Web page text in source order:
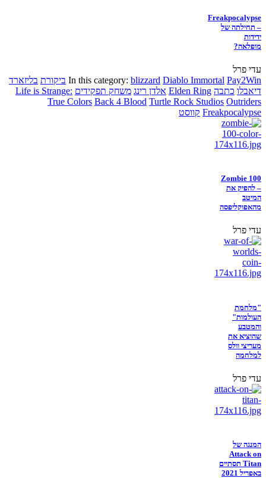
Freakpocalypse
– תחילתה של
ידידות
מופלאה?
עדי פרל
In this category: blizzard Diablo Immortal Pay2Win ביקורת בליזארד
דיאבלו כתבה Elden Ring אלדן רינג משחק תפקידים Life is Strange:
True Colors Back 4 Blood Turtle Rock Studios Outriders
Freakpocalypse קווסט
Zombie 100
– להפיק את
המיטב
מהאפוקליפסה
עדי פרל
"מלחמת
העולמות"
והמטבע
שהוציא את
מעריצי וולס
למלחמה
עדי פרל
המנגה של
Attack on
Titan תסתיים
באפריל 2021